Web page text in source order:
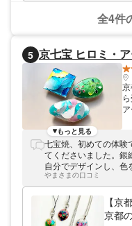
全4件
5 京七宝 ヒロミ・
もっと見る
七宝焼、初めての体験
てくださいました。銀
自分でデザインし、色
かったです。焼成直後
がやってくださいます
い体験でした！
やまさまの口コミ
【京
京都